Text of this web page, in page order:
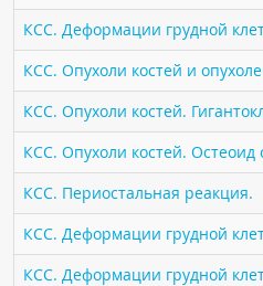
ПОМОЩЬ
КСС. Деформации грудной
КСС. Опухоли костей и
КСС. Опухоли костей.
КСС. Опухоли костей. Остеоид
КСС. Периостальная реакция.
КСС. Деформации грудной
КСС. Деформации грудной